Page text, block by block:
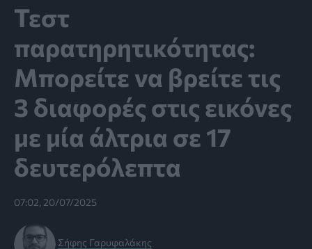
Τεστ
παρατηρητικότητας:
Μπορείτε να βρείτε τις
3 διαφορές στις εικόνες
με μία άλτρια σε 17
δευτερόλεπτα
07:02, 20/07/2025
Σήφης Γαρυφαλάκης